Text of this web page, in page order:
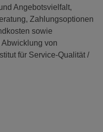
Angebotsvielfalt,
Zahlungsoptionen
sowie
von
für Service-Qualität /